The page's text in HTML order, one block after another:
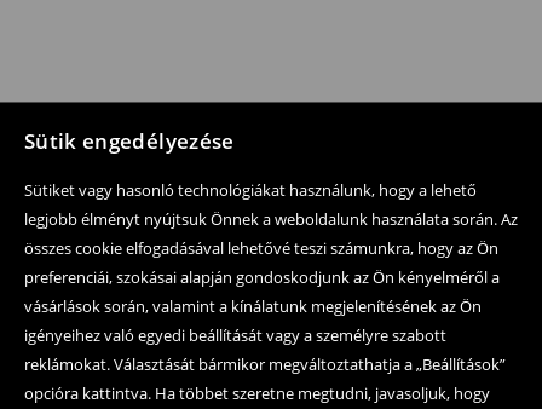
Sütik engedélyezése
Sütiket vagy hasonló technológiákat használunk, hogy a lehető
legjobb élményt nyújtsuk Önnek a weboldalunk használata során. Az
összes cookie elfogadásával lehetővé teszi számunkra, hogy az Ön
preferenciái, szokásai alapján gondoskodjunk az Ön kényelméről a
vásárlások során, valamint a kínálatunk megjelenítésének az Ön
igényeihez való egyedi beállítását vagy a személyre szabott
reklámokat. Választását bármikor megváltoztathatja a „Beállítások”
opcióra kattintva. Ha többet szeretne megtudni, javasoljuk, hogy